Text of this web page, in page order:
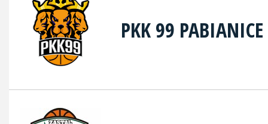
PKK 99 PABIANICE